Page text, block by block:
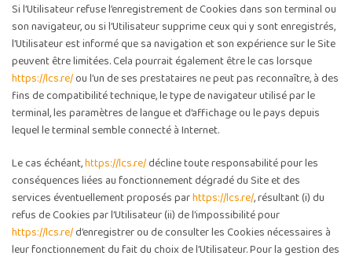
Si l’Utilisateur refuse l’enregistrement de Cookies dans son terminal ou
son navigateur, ou si l’Utilisateur supprime ceux qui y sont enregistrés,
l’Utilisateur est informé que sa navigation et son expérience sur le Site
peuvent être limitées. Cela pourrait également être le cas lorsque
https://lcs.re/ou l’un de ses prestataires ne peut pas reconnaître, à des
fins de compatibilité technique, le type de navigateur utilisé par le
terminal, les paramètres de langue et d’affichage ou le pays depuis
lequel le terminal semble connecté à Internet.
Le cas échéant,https://lcs.re/décline toute responsabilité pour les
conséquences liées au fonctionnement dégradé du Site et des
services éventuellement proposés parhttps://lcs.re/, résultant (i) du
refus de Cookies par l’Utilisateur (ii) de l’impossibilité pour
https://lcs.re/d’enregistrer ou de consulter les Cookies nécessaires à
leur fonctionnement du fait du choix de l’Utilisateur. Pour la gestion des